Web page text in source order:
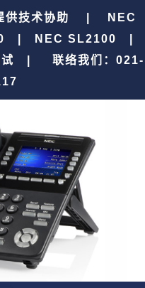
供技术协助 | NEC
| NEC SL2100 |
调试 |
联络我们：021-